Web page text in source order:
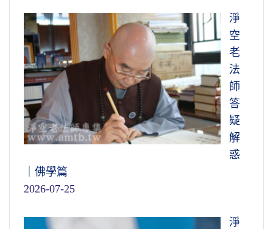
淨
空
老
法
師
答
疑
解
惑
｜佛學篇
2026-07-25
淨